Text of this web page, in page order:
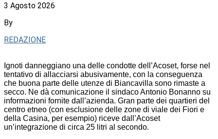
3 Agosto 2026
By
REDAZIONE
Ignoti danneggiano una delle condotte dell’Acoset, forse nel
tentativo di allacciarsi abusivamente, con la conseguenza
che buona parte delle utenze di Biancavilla sono rimaste a
secco. Ne dà comunicazione il sindaco Antonio Bonanno su
informazioni fornite dall’azienda. Gran parte dei quartieri del
centro etneo (con esclusione delle zone di viale dei Fiori e
della Casina, per esempio) riceve dall’Acoset
un’integrazione di circa 25 litri al secondo.